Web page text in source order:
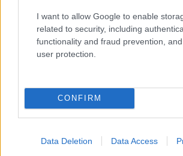
I want to allow Google to enable
related to security, including
functionality and fraud prevention,
user protection.
CONFIRM
Data Deletion Data Access
PÄDIATRISCHE LARYNGOLOGIE
Das Gehör Ihres Kindes verstehen
Geräusche wahrnehmen. Etwa im ersten
Entwicklung dank der...